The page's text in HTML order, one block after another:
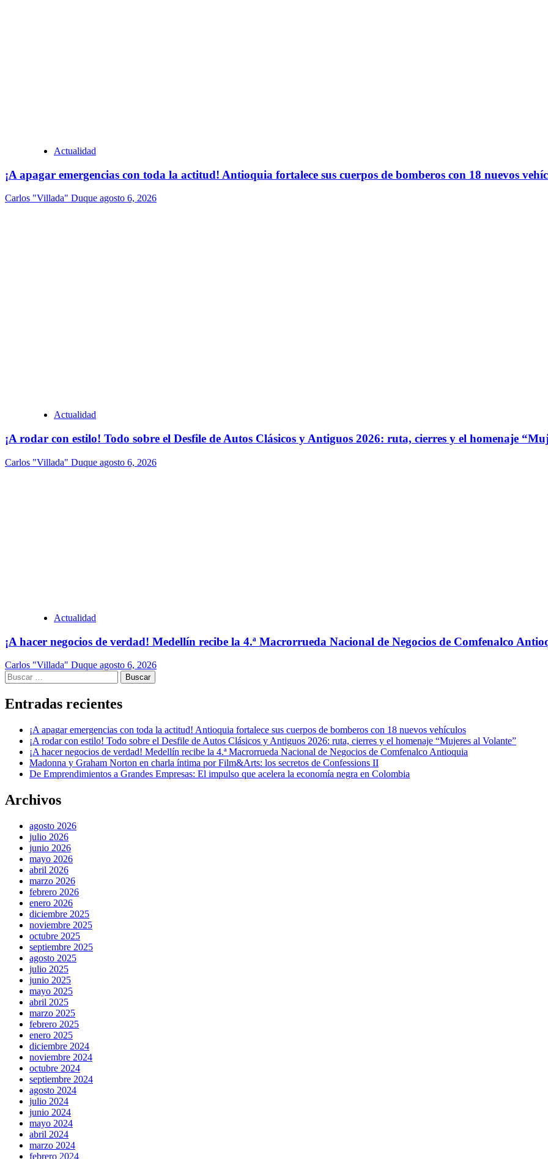
Actualidad
¡A apagar emergencias con toda la actitud! Antioquia fortalece sus cuerpos de bomberos con 18 nuevos
Carlos "Villada" Duque agosto 6, 2026
Actualidad
¡A rodar con estilo! Todo sobre el Desfile de Autos Clásicos y Antiguos 2026: ruta, cierres y el homenaje
Carlos "Villada" Duque agosto 6, 2026
Actualidad
¡A hacer negocios de verdad! Medellín recibe la 4.ª Macrorrueda Nacional de Negocios de Comfenalco
Carlos "Villada" Duque agosto 6, 2026
Buscar:
Entradas recientes
¡A apagar emergencias con toda la actitud! Antioquia fortalece sus cuerpos de bomberos con 18 nuevos vehículos
¡A rodar con estilo! Todo sobre el Desfile de Autos Clásicos y Antiguos 2026: ruta, cierres y el homenaje “Mujeres al Volante”
¡A hacer negocios de verdad! Medellín recibe la 4.ª Macrorrueda Nacional de Negocios de Comfenalco Antioquia
Madonna y Graham Norton en charla íntima por Film&Arts: los secretos de Confessions II
De Emprendimientos a Grandes Empresas: El impulso que acelera la economía negra en Colombia
Archivos
agosto 2026
julio 2026
junio 2026
mayo 2026
abril 2026
marzo 2026
febrero 2026
enero 2026
diciembre 2025
noviembre 2025
octubre 2025
septiembre 2025
agosto 2025
julio 2025
junio 2025
mayo 2025
abril 2025
marzo 2025
febrero 2025
enero 2025
diciembre 2024
noviembre 2024
octubre 2024
septiembre 2024
agosto 2024
julio 2024
junio 2024
mayo 2024
abril 2024
marzo 2024
febrero 2024